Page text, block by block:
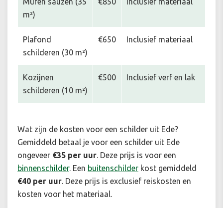
m²)
Plafond
schilderen (30 m²)
€650 Inclusief materiaal
Kozijnen
schilderen (10 m²)
€500 Inclusief verf en lak
Wat zijn de kosten voor een schilder uit Ede?
Gemiddeld betaal je voor een schilder uit Ede
ongeveer €35 per uur. Deze prijs is voor een
binnenschilder. Een buitenschilder kost gemiddeld
€40 per uur. Deze prijs is exclusief reiskosten en
kosten voor het materiaal.